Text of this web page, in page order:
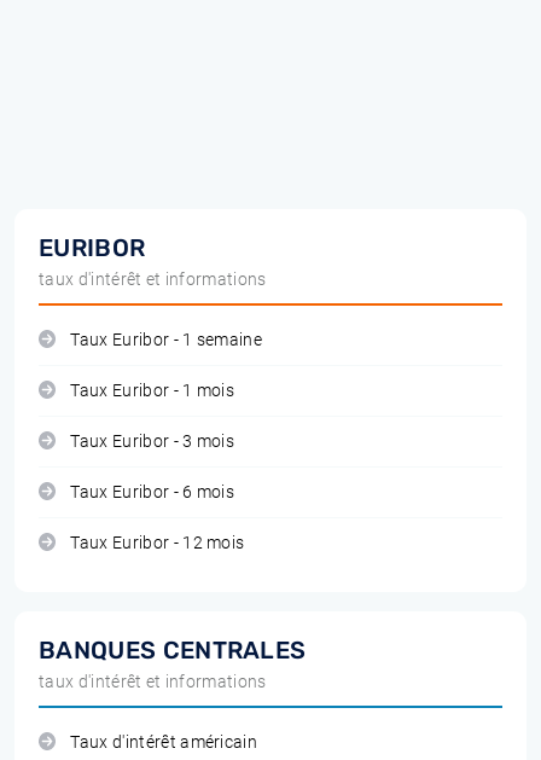
EURIBOR
taux d'intérêt et informations
Taux Euribor - 1 semaine
Taux Euribor - 1 mois
Taux Euribor - 3 mois
Taux Euribor - 6 mois
Taux Euribor - 12 mois
BANQUES CENTRALES
taux d'intérêt et informations
Taux d'intérêt américain